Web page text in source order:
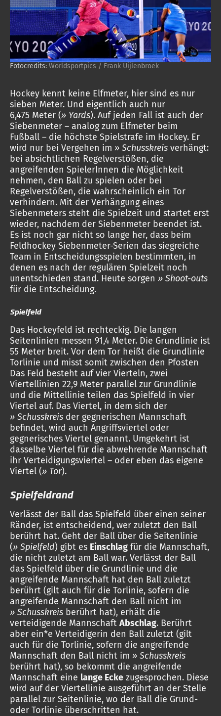
Fotocredits: Worldsportpics / Frank Uijlenbroek
Hockey kennt keine Elfmeter, hier sind es nur
sieben Meter. Und eigentlich auch nur
6,475 Meter (» Yards). Auf jeden Fall ist auch der
Siebenmeter – analog zum Elfmeter beim
Fußball – die höchste Spielstrafe im Hockey. Er
wird nur bei Vergehen im » Schusskreis verhängt:
bei absichtlichen Regelverstößen, die
angreifenden SpielerInnen die Möglichkeit
nehmen, den Ball zu spielen oder bei
Regelverstößen, die wahrscheinlich ein Tor
verhindern. Mit der Verhängung eines
Siebenmeters steht die Spielzeit und startet erst
wieder, nachdem der Siebenmeter beendet ist.
Es ist noch gar nicht so lange her, dass beim
Feldhockey Siebenmeter-Serien das siegreiche
Team in Entscheidungsspielen bestimmten, in
denen es nach der regulären Spielzeit noch
unentschieden stand. Heute sorgen » Shoot-outs
für die Entscheidung.
Spielfeld
Das Hockeyfeld ist rechteckig. Die langen
Seitenlinien messen 91,4 Meter. Die Grundlinie ist
55 Meter breit. Vor dem Tor heißt die Grundlinie
Torlinie und misst somit zwischen den Pfosten
Das Feld besteht auf vier Vierteln, zwei
Viertellinien 22,9 Meter parallel zur Grundlinie
und die Mittellinie teilen das Spielfeld in vier
Viertel auf. Das Viertel, in dem sich der
» Schusskreis der gegnerischen Mannschaft
befindet, wird auch Angriffsviertel oder
gegnerisches Viertel genannt. Umgekehrt ist
dasselbe Viertel für die abwehrende Mannschaft
ihr Verteidigungsviertel – oder eben das eigene
Viertel (» Tor).
Spielfeldrand
Verlässt der Ball das Spielfeld über einen seiner
Ränder, ist entscheidend, wer zuletzt den Ball
berührt hat. Geht der Ball über die Seitenlinie
(» Spielfeld) gibt es Einschlag für die Mannschaft,
die nicht zuletzt am Ball war. Verlässt der Ball
das Spielfeld über die Grundlinie und die
angreifende Mannschaft hat den Ball zuletzt
berührt (gilt auch für die Torlinie, sofern die
angreifende Mannschaft den Ball nicht im
» Schusskreis berührt hat), erhält die
verteidigende Mannschaft Abschlag. Berührt
aber ein*e Verteidigerin den Ball zuletzt (gilt
auch für die Torlinie, sofern die angreifende
Mannschaft den Ball nicht im » Schusskreis
berührt hat), so bekommt die angreifende
Mannschaft eine lange Ecke zugesprochen. Diese
wird auf der Viertellinie ausgeführt an der Stelle
parallel zur Seitenlinie, wo der Ball die Grund-
oder Torlinie überschritten hat.